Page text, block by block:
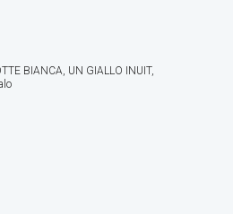
BIANCA, UN GIALLO INUIT,